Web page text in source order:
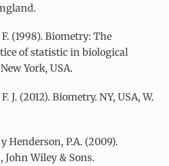
(1998). Biometry: The
of statistic in biological
York, USA.
J. (2012). Biometry. NY, USA, W.
Henderson, P.A. (2009).
John Wiley & Sons.